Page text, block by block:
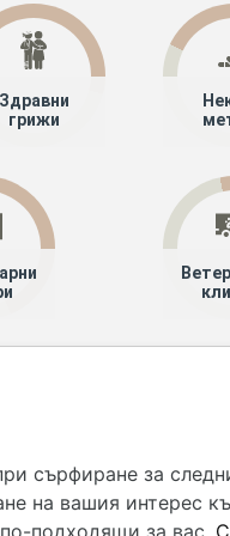
Здравни
грижи
все че се полагат всички усилия за
и самолечението могат да
сърфиране за
на вашия интерес
подходящи за вас